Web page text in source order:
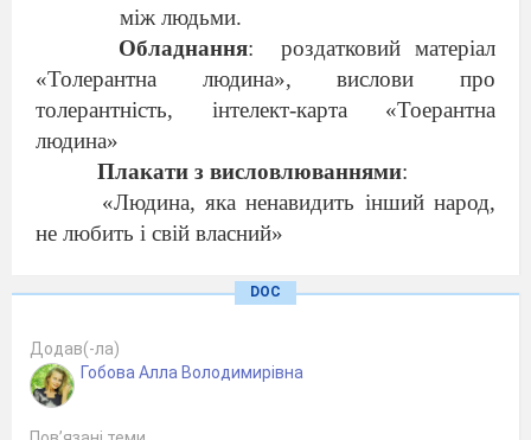
між людьми.
Обладнання:
роздатковий матеріал
«Толерантна людина», вислови про
толерантність, інтелект-карта «Тоерантна
людина»
Плакати з висловлюваннями:
«Людина, яка ненавидить інший народ,
не любить і свій власний»
( М Добролюбов)
більшого, ніж силою.»
DOC
Додав(-ла)
Гобова Алла Володимирівна